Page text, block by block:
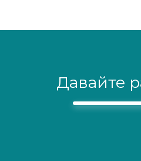
Давайте